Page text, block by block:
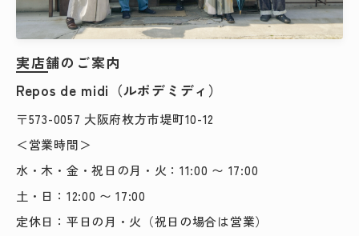
実店舗のご案内
Repos de midi（ルポデミディ）
〒573-0057 大阪府枚方市堤町10-12
＜営業時間＞
水・木・金・祝日の月・火：11:00 〜 17:00
土・日：12:00 〜 17:00
定休日：平日の月・火（祝日の場合は営業）